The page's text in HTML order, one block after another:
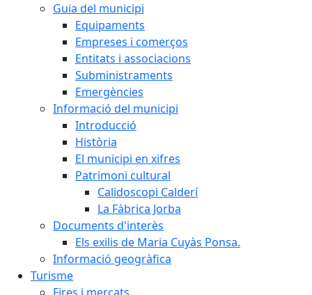
Guia del municipi
Equipaments
Empreses i comerços
Entitats i associacions
Subministraments
Emergències
Informació del municipi
Introducció
Història
El municipi en xifres
Patrimoni cultural
Calidoscopi Calderí
La Fàbrica Jorba
Documents d'interès
Els exilis de Maria Cuyàs Ponsa.
Informació geogràfica
Turisme